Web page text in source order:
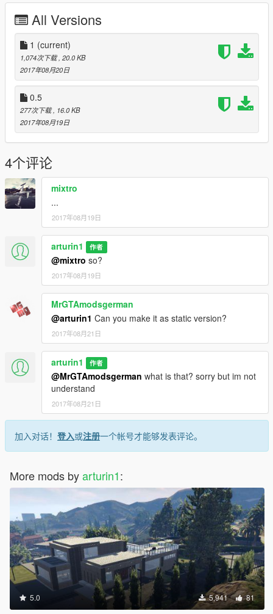
ENJOY!!!
Thanks for your download!
All Versions
1 (current)
1,074次下载 , 20.0 KB
2017年08月20日
0.5
277次下载 , 16.0 KB
2017年08月19日
4个评论
mixtro
...
2017年08月19日
arturin1 作者
@mixtro so?
2017年08月19日
MrGTAmodsgerman
@arturin1 Can you make it as static version?
2017年08月21日
arturin1 作者
@MrGTAmodsgerman what is that? sorry but im not
understand
2017年08月21日
加入对话！ 登入或注册一个帐号才能够发表评论。
More mods byarturin1:
5.0 5,941 81